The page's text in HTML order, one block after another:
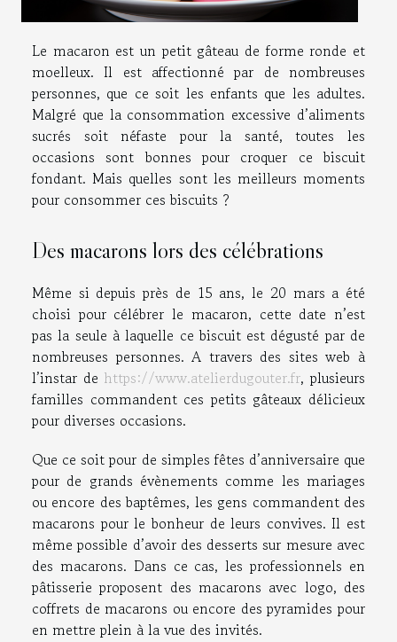
Le macaron est un petit gâteau de forme ronde et
moelleux. Il est affectionné par de nombreuses
personnes, que ce soit les enfants que les adultes.
Malgré que la consommation excessive d’aliments
sucrés soit néfaste pour la santé, toutes les
occasions sont bonnes pour croquer ce biscuit
fondant. Mais quelles sont les meilleurs moments
pour consommer ces biscuits ?
Des macarons lors des célébrations
Même si depuis près de 15 ans, le 20 mars a été
choisi pour célébrer le macaron, cette date n’est
pas la seule à laquelle ce biscuit est dégusté par de
nombreuses personnes. A travers des sites web à
l’instar de https://www.atelierdugouter.fr, plusieurs
familles commandent ces petits gâteaux délicieux
pour diverses occasions.
Que ce soit pour de simples fêtes d’anniversaire que
pour de grands évènements comme les mariages
ou encore des baptêmes, les gens commandent des
macarons pour le bonheur de leurs convives. Il est
même possible d’avoir des desserts sur mesure avec
des macarons. Dans ce cas, les professionnels en
pâtisserie proposent des macarons avec logo, des
coffrets de macarons ou encore des pyramides pour
en mettre plein à la vue des invités.